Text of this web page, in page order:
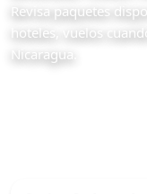
Revisa paquetes
hoteles, vuelos
Nicaragua.